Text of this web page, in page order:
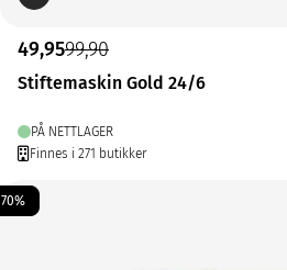
49,9599,90
Stiftemaskin Gold 24/6
PÅ NETTLAGER
Finnes i 271 butikker
70%